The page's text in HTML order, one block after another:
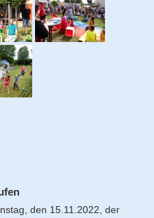
den 15.11.2022, der